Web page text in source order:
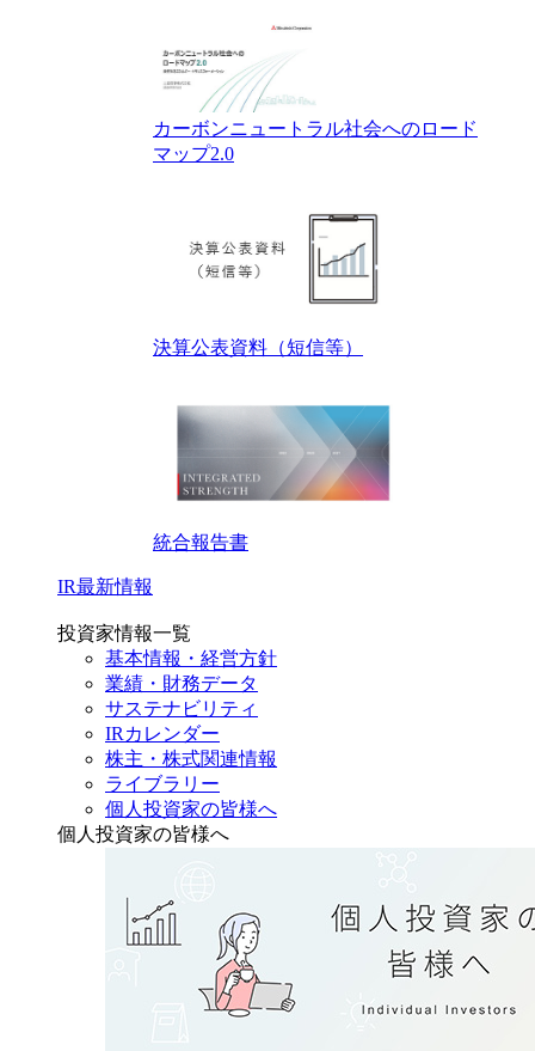
カーボンニュートラル社会へのロード
マップ2.0
決算公表資料（短信等）
統合報告書
IR最新情報
投資家情報一覧
基本情報・経営方針
業績・財務データ
サステナビリティ
IRカレンダー
株主・株式関連情報
ライブラリー
個人投資家の皆様へ
個人投資家の皆様へ